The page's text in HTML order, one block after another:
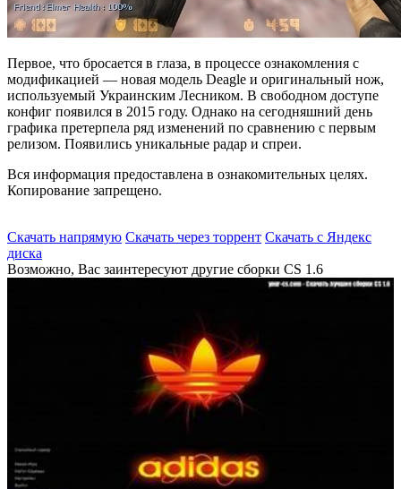
Первое, что бросается в глаза, в процессе ознакомления с
модификацией — новая модель Deagle и оригинальный нож,
используемый Украинским Лесником. В свободном доступе
конфиг появился в 2015 году. Однако на сегодняшний день
графика претерпела ряд изменений по сравнению с первым
релизом. Появились уникальные радар и спреи.
Вся информация предоставлена в ознакомительных целях.
Копирование запрещено.
Скачать напрямую Скачать через торрент Скачать с Яндекс
диска
Возможно, Вас заинтересуют другие сборки CS 1.6